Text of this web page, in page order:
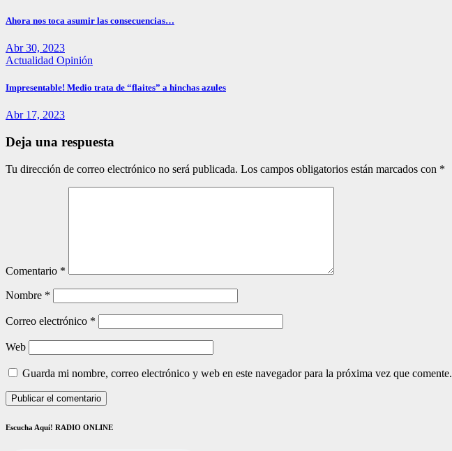
Ahora nos toca asumir las consecuencias…
Abr 30, 2023
Actualidad Opinión
Impresentable! Medio trata de “flaites” a hinchas azules
Abr 17, 2023
Deja una respuesta
Tu dirección de correo electrónico no será publicada. Los campos obligatorios están marcados con *
Comentario *
Nombre *
Correo electrónico *
Web
Guarda mi nombre, correo electrónico y web en este navegador para la próxima vez que comente.
Escucha Aquí! RADIO ONLINE